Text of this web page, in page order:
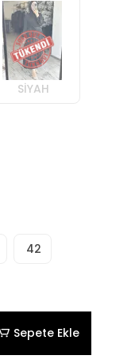
SİYAH
42
Sepete Ekle